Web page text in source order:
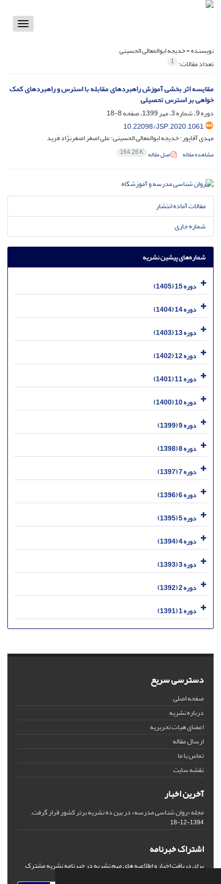
Toggle
نویسنده =خدیجه ابوالمعالی الحسینی
تعداد مقالات: 1
مقایسه اثر بخشی آموزش راهبردهای مقابله با استرس و راهبردهای کمک
خواهی بر استرس تحصیلی
دوره 9، شماره 3، مهر 1399، صفحه
8-18
10.22098/JSP.2020.1061
مهدی آقاپور؛ خدیجه ابوالمعالی الحسینی؛ علی اصغر اصغر‌نژاد فرید
مشاهده مقاله اصل مقاله 164.26 K
مقالات آماده انتشار
شماره جاری
شماره‌های پیشین نشریه
دوره 15 (1405)
دوره 14 (1404)
دوره 13 (1403)
دوره 12 (1402)
دوره 11 (1401)
دوره 10 (1400)
دوره 9 (1399)
دوره 8 (1398)
دوره 7 (1397)
دوره 6 (1396)
دوره 5 (1395)
دوره 4 (1394)
دوره 3 (1393)
دوره 2 (1392)
دوره 1 (1391)
دسترسی سریع
صفحه اصلی
درباره نشریه
اعضای هیات تحریریه
ارسال مقاله
تماس با ما
نقشه سایت
آخرین اخبار
مجله «روان شناسی مدرسه» در بین ده نشریه برتر کشور قرار گرفت.
1394-12-18
اشتراک خبرنامه
برای دریافت اخبار و اطلاعیه های مهم نشریه در خبرنامه نشریه مشترک